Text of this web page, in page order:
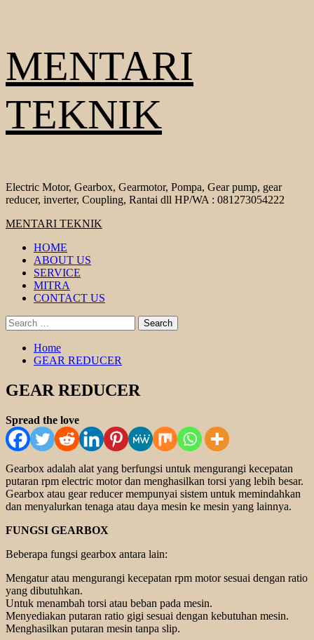
to
content
MENTARI
TEKNIK
Electric Motor, Gearbox, Gearmotor, Pompa, Gear pump, gear
reducer, inverter, Coupling, Rantai dll HP/WA : 081273054222
Primary
MENTARI TEKNIK
HOME
ABOUT US
SERVICE
MITRA
CONTACT US
Search
for:
Home
GEAR REDUCER
GEAR REDUCER
Spread the love
Gearbox adalah alat yang berfungsi untuk mengurangi kecepatan
putaran rpm electric motor dan menghasilkan torsi yang lebih besar.
Gearbox atau gear reducer mempunyai sistem untuk memindahkan
dan menyalurkan tenaga atau daya mesin ke mesin yang lainnya.
FUNGSI GEARBOX
Beberapa fungsi gearbox antara lain:
Mengatur atau mengurangi kecepatan rpm motor sesuai dengan ratio
yang dibutuhkan.
Untuk menambah torsi atau beban pada mesin.
Menyediakan putaran ratio gigi sesuai dengan kebutuhan mesin.
Menghasilkan putaran mesin tanpa slip.